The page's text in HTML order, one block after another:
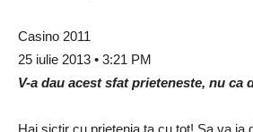
Casino 2011
25 iulie 2013 • 3:21 PM
V-a dau acest sfat prieteneste, nu ca
Hai sictir cu prietenia ta cu tot! Sa va ia